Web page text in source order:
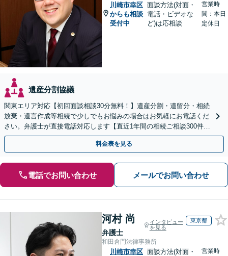
川崎市幸区
からも相談
受付中
面談方法(対面・
電話・ビデオな
ど)は応相談
営業時
間：本日
定休日
遺産分割協議
関東エリア対応【初回面談相談30分無料！】遺産分割・遺留分・相続
放棄・遺言作成等相続で少しでもお悩みの場合はお気軽にお電話くだ
さい。弁護士が直接電話対応します【直近1年間の相続ご相談300件以
上！＆相続の著書・セミナー多数】弁護士複数所属
料金表を見る
電話でお問い合わせ メールでお問い合わせ
河村 尚
弁護士
インタビュー
を見る
東京都
和田倉門法律事務所
川崎市幸区 面談方法(対面・
営業時